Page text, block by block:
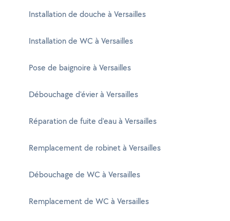
Installation de douche à Versailles
Installation de WC à Versailles
Pose de baignoire à Versailles
Débouchage d'évier à Versailles
Réparation de fuite d'eau à Versailles
Remplacement de robinet à Versailles
Débouchage de WC à Versailles
Remplacement de WC à Versailles